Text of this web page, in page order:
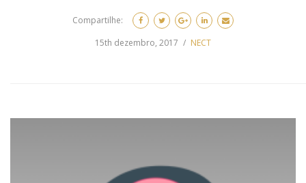
Compartilhe:
15th dezembro, 2017
NECT